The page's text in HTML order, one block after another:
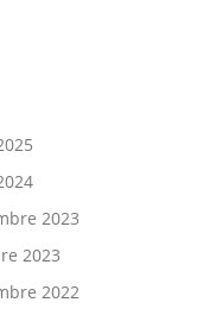
2023
2023
2022